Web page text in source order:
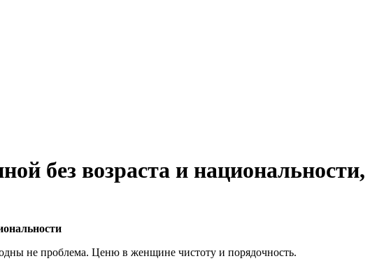
без возраста и
не проблема. Ценю в женщине чистоту и порядочность.